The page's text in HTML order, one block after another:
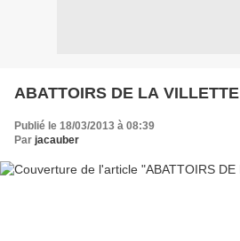
ABATTOIRS DE LA VILLETTE
Publié le 18/03/2013 à 08:39
Par jacauber